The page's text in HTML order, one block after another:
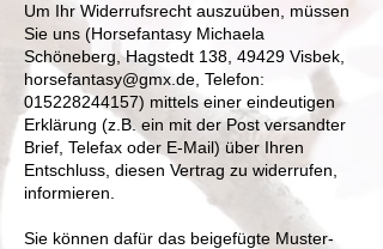
Um Ihr Widerrufsrecht auszuüben, müssen
Sie uns (Horsefantasy Michaela
Schöneberg, Hagstedt 138, 49429 Visbek,
horsefantasy@gmx.de , Telefon:
015228244157) mittels einer eindeutigen
Erklärung (z.B. ein mit der Post versandter
Brief, Telefax oder E-Mail) über Ihren
Entschluss, diesen Vertrag zu widerrufen,
informieren.
Sie können dafür das beigefügte Muster-